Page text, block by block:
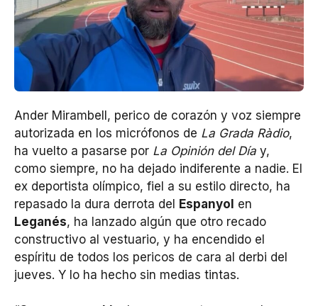
Ander Mirambell, perico de corazón y voz siempre
autorizada en los micrófonos de La Grada Ràdio,
ha vuelto a pasarse por La Opinión del Día y,
como siempre, no ha dejado indiferente a nadie. El
ex deportista olímpico, fiel a su estilo directo, ha
repasado la dura derrota del Espanyol en
Leganés, ha lanzado algún que otro recado
constructivo al vestuario, y ha encendido el
espíritu de todos los pericos de cara al derbi del
jueves. Y lo ha hecho sin medias tintas.